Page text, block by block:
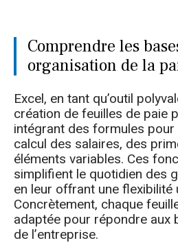
Comprendre les
organisation de la
Excel, en tant qu’outil
création de feuilles de paie
intégrant des formules
calcul des salaires, des
éléments variables. Ces
simplifient le quotidien des
en leur offrant une flexibilité
Concrètement, chaque
adaptée pour répondre aux
de l’entreprise.